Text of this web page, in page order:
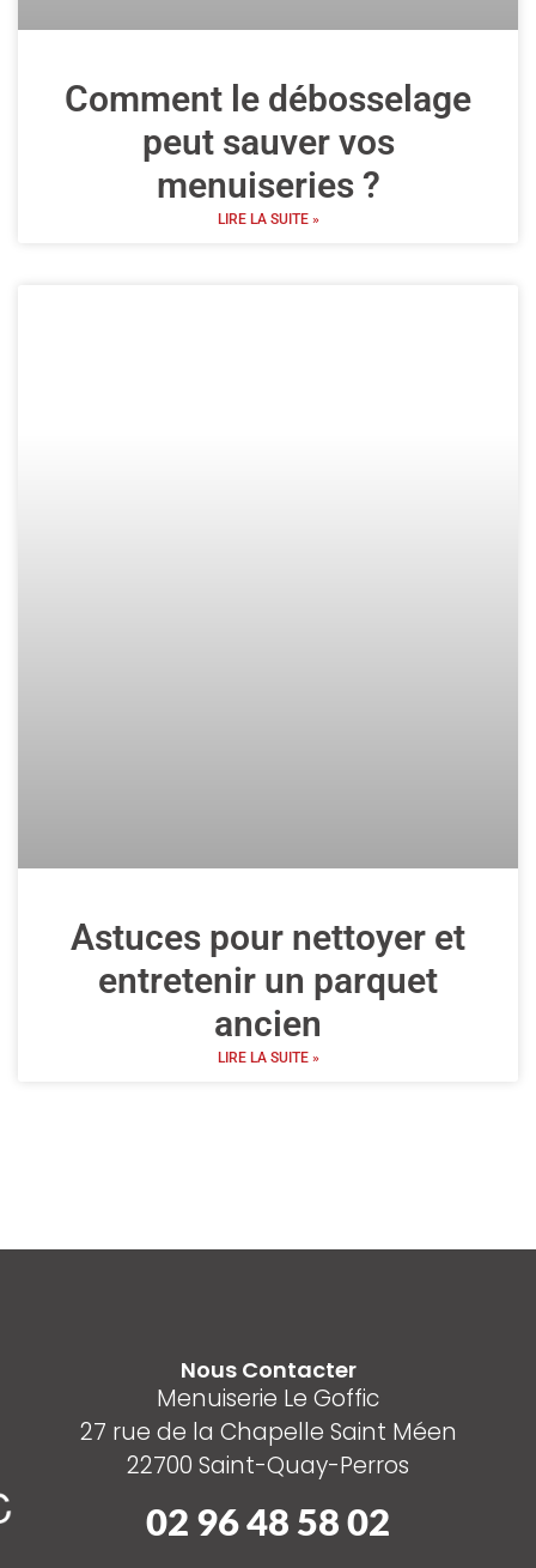
Comment le débosselage
peut sauver vos
menuiseries ?
LIRE LA SUITE »
Astuces pour nettoyer et
entretenir un parquet
ancien
LIRE LA SUITE »
Nous Contacter
Menuiserie Le Goffic
27 rue de la Chapelle Saint Méen
22700 Saint-Quay-Perros
02 96 48 58 02